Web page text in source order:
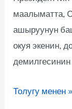
маалыматта,
ашыруунун
окуя экенин,
демилгесинин
Толугу менен »